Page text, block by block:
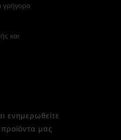
γρήγορα
και
ενημερωθείτε
μας